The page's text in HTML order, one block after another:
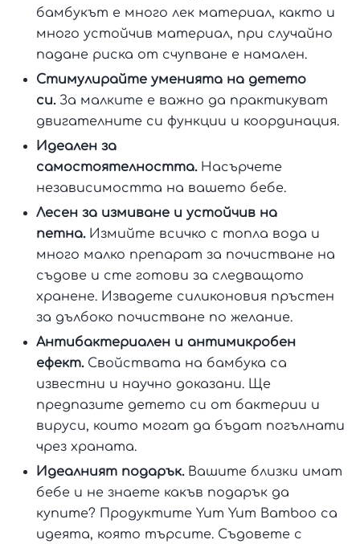
бамбукът е много лек материал, както и
много устойчив материал, при случайно
падане риска от счупване е намален.
Стимулирайте уменията на детето
си. За малките е важно да практикуват
двигателните си функции и координация.
Идеален за
самостоятелността. Насърчете
независимостта на вашето бебе.
Лесен за измиване и устойчив на
петна. Измийте всичко с топла вода и
много малко препарат за почистване на
съдове и сте готови за следващото
хранене. Извадете силиконовия пръстен
за дълбоко почистване по желание.
Антибактериален и антимикробен
ефект. Свойствата на бамбука са
известни и научно доказани. Ще
предпазите детето си от бактерии и
вируси, които могат да бъдат погълнати
чрез храната.
Идеалният подарък. Вашите близки имат
бебе и не знаете какъв подарък да
купите? Продуктите Yum Yum Bamboo са
идеята, която търсите. Съдовете с